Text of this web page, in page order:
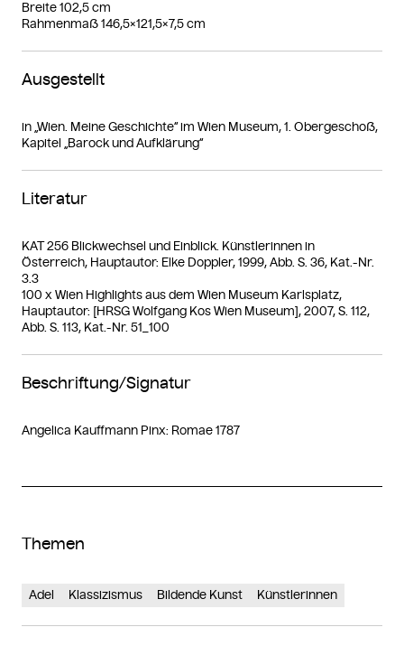
Breite 102,5 cm
Rahmenmaß 146,5×121,5×7,5 cm
Ausgestellt
in „Wien. Meine Geschichte“ im Wien Museum, 1. Obergeschoß,
Kapitel „Barock und Aufklärung“
Literatur
KAT 256 Blickwechsel und Einblick. Künstlerinnen in
Österreich, Hauptautor: Elke Doppler, 1999, Abb. S. 36, Kat.-Nr.
3.3
100 x Wien Highlights aus dem Wien Museum Karlsplatz,
Hauptautor: [HRSG Wolfgang Kos Wien Museum], 2007, S. 112,
Abb. S. 113, Kat.-Nr. 51_100
Beschriftung/Signatur
Angelica Kauffmann Pinx: Romae 1787
Themen
Adel Klassizismus Bildende Kunst Künstlerinnen